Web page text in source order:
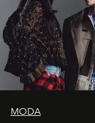
MODA